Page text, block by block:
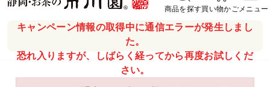
キャンペーン情報の取得中に通信エラーが発生しまし
た。
恐れ入りますが、しばらく経ってから再度お試しくだ
さい。
商品を探す買い物かごメニュー